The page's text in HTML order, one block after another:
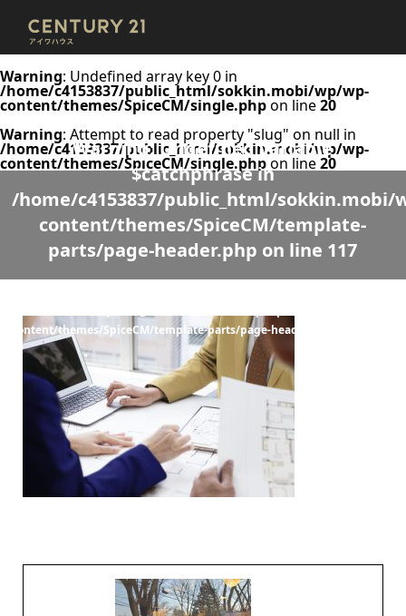
Warning: Undefined array key 0 in
/home/c4153837/public_html/sokkin.mobi/wp/wp-
content/themes/SpiceCM/single.phpon line20
Warning: Attempt to read property "slug" on null in
/home/c4153837/public_html/sokkin.mobi/wp/wp-
content/themes/SpiceCM/single.phpon line20
Warning: Undefined variable
$catchphrase in
/home/c4153837/public_html/sokkin.mobi/
content/themes/SpiceCM/template-
parts/page-header.php on line 117
content/themes/SpiceCM/template-parts/page-header.php